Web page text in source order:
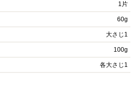
1片
60g
大さじ1
100g
各大さじ1